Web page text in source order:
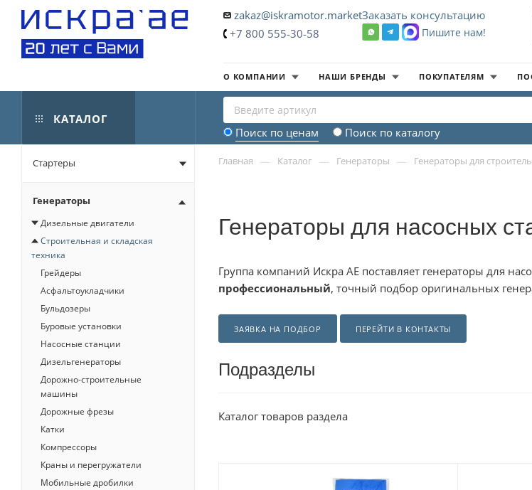
zakaz@iskramotor.market
+7 800 555-30-58
Заказать консультацию
Пишите нам!
О КОМПАНИИ НАШИ БРЕНДЫ ПОКУПАТЕЛЯМ
КАТАЛОГ
Поиск по ценам Поиск по каталогу
Главная — Каталог — Генераторы — Генераторы для
Генераторы для насосных
Группа компаний Искра АЕ поставляет генераторы для
профессиональный, точный подбор оригинальных
ЗАЯВКА НА ПОДБОР ПЕРЕЙТИ В КОНТАКТЫ
Подразделы
Каталог товаров раздела
Стартеры
Генераторы
Дизельные двигатели
Строительная и складская
техника
Грейдеры
Асфальтоукладчики
Бульдозеры
Буровые установки
Насосные станции
Дизельгенераторы
Дорожно-строительные
машины
Дорожные фрезы
Катки
Компрессоры
Краны и перегружатели
Мобильные дробилки